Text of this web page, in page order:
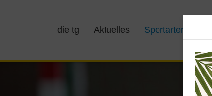
die tg Aktuelles Sportarten